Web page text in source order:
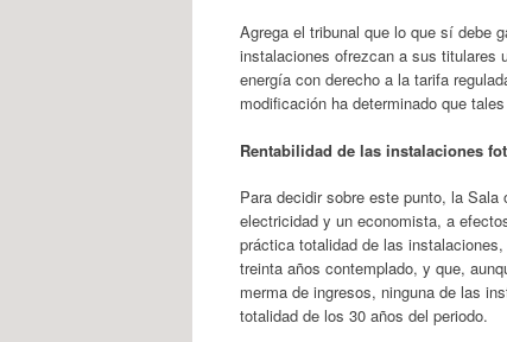
Agrega el tribunal que lo que sí debe
instalaciones ofrezcan a sus titulares
energía con derecho a la tarifa
modificación ha determinado que
Rentabilidad de las instalaciones
Para decidir sobre este punto, la
electricidad y un economista, a
práctica totalidad de las instalaciones,
treinta años contemplado, y que,
merma de ingresos, ninguna de las
totalidad de los 30 años del periodo.